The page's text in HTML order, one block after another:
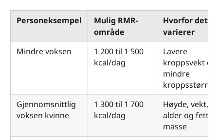
Personeksempel
Mulig RMR-
område
Hvorfor det
varierer
Mindre voksen
1 200 til 1 500
kcal/dag
Lavere
kroppsvekt og
mindre
Gjennomsnittlig
voksen kvinne
1 300 til 1 700
kcal/dag
Høyde, vekt,
alder og fettfri
masse